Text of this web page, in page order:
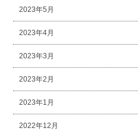
2023年5月
2023年4月
2023年3月
2023年2月
2023年1月
2022年12月